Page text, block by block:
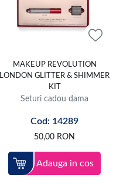
MAKEUP REVOLUTION
LONDON GLITTER & SHIMMER
KIT
Seturi cadou dama
Cod: 14289
50,00 RON
Adauga in cos